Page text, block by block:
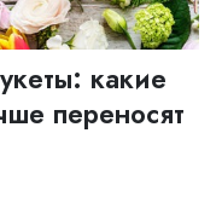
какие
переносят